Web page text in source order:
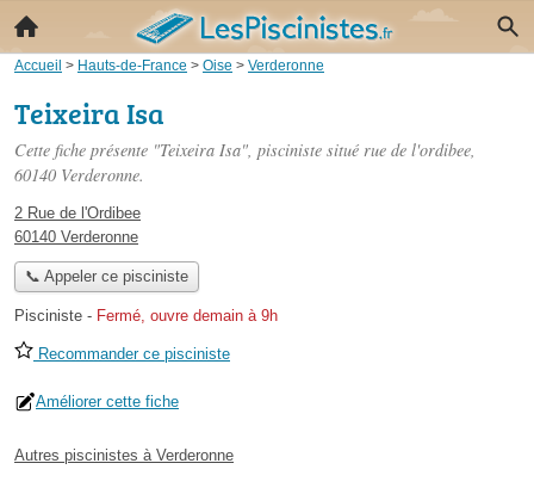
Accueil > Hauts-de-France > Oise > Verderonne
Teixeira Isa
Cette fiche présente "Teixeira Isa", pisciniste situé rue de l'ordibee,
60140 Verderonne.
2 Rue de l'Ordibee
60140 Verderonne
📞 Appeler ce pisciniste
Pisciniste - Fermé, ouvre demain à 9h
Recommander ce pisciniste
Améliorer cette fiche
Autres piscinistes à Verderonne